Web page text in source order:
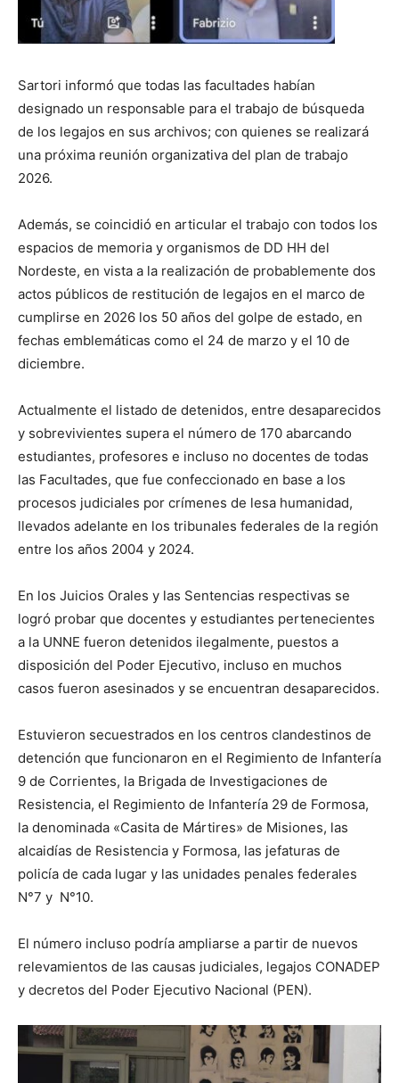
Sartori informó que todas las facultades habían
designado un responsable para el trabajo de búsqueda
de los legajos en sus archivos; con quienes se realizará
una próxima reunión organizativa del plan de trabajo
2026.
Además, se coincidió en articular el trabajo con todos los
espacios de memoria y organismos de DD HH del
Nordeste, en vista a la realización de probablemente dos
actos públicos de restitución de legajos en el marco de
cumplirse en 2026 los 50 años del golpe de estado, en
fechas emblemáticas como el 24 de marzo y el 10 de
diciembre.
Actualmente el listado de detenidos, entre desaparecidos
y sobrevivientes supera el número de 170 abarcando
estudiantes, profesores e incluso no docentes de todas
las Facultades, que fue confeccionado en base a los
procesos judiciales por crímenes de lesa humanidad,
llevados adelante en los tribunales federales de la región
entre los años 2004 y 2024.
En los Juicios Orales y las Sentencias respectivas se
logró probar que docentes y estudiantes pertenecientes
a la UNNE fueron detenidos ilegalmente, puestos a
disposición del Poder Ejecutivo, incluso en muchos
casos fueron asesinados y se encuentran desaparecidos.
Estuvieron secuestrados en los centros clandestinos de
detención que funcionaron en el Regimiento de Infantería
9 de Corrientes, la Brigada de Investigaciones de
Resistencia, el Regimiento de Infantería 29 de Formosa,
la denominada «Casita de Mártires» de Misiones, las
alcaidías de Resistencia y Formosa, las jefaturas de
policía de cada lugar y las unidades penales federales
N°7 y N°10.
El número incluso podría ampliarse a partir de nuevos
relevamientos de las causas judiciales, legajos CONADEP
y decretos del Poder Ejecutivo Nacional (PEN).